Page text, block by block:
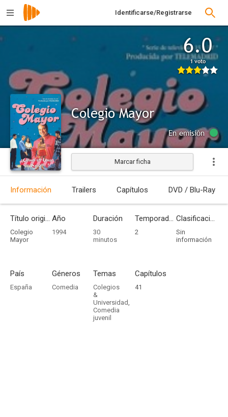
Identificarse/Registrarse
6.0
1 voto
Colegio Mayor
En emisión
Marcar ficha
Información Trailers Capítulos DVD / Blu-Ray
Título original
Colegio
Mayor
Año
1994
Duración
30
minutos
Temporadas
2
Clasificación por edades
Sin
información
País
España
Géneros
Comedia
Temas
Colegios
&
Universidad,
Comedia
juvenil
Capítulos
41